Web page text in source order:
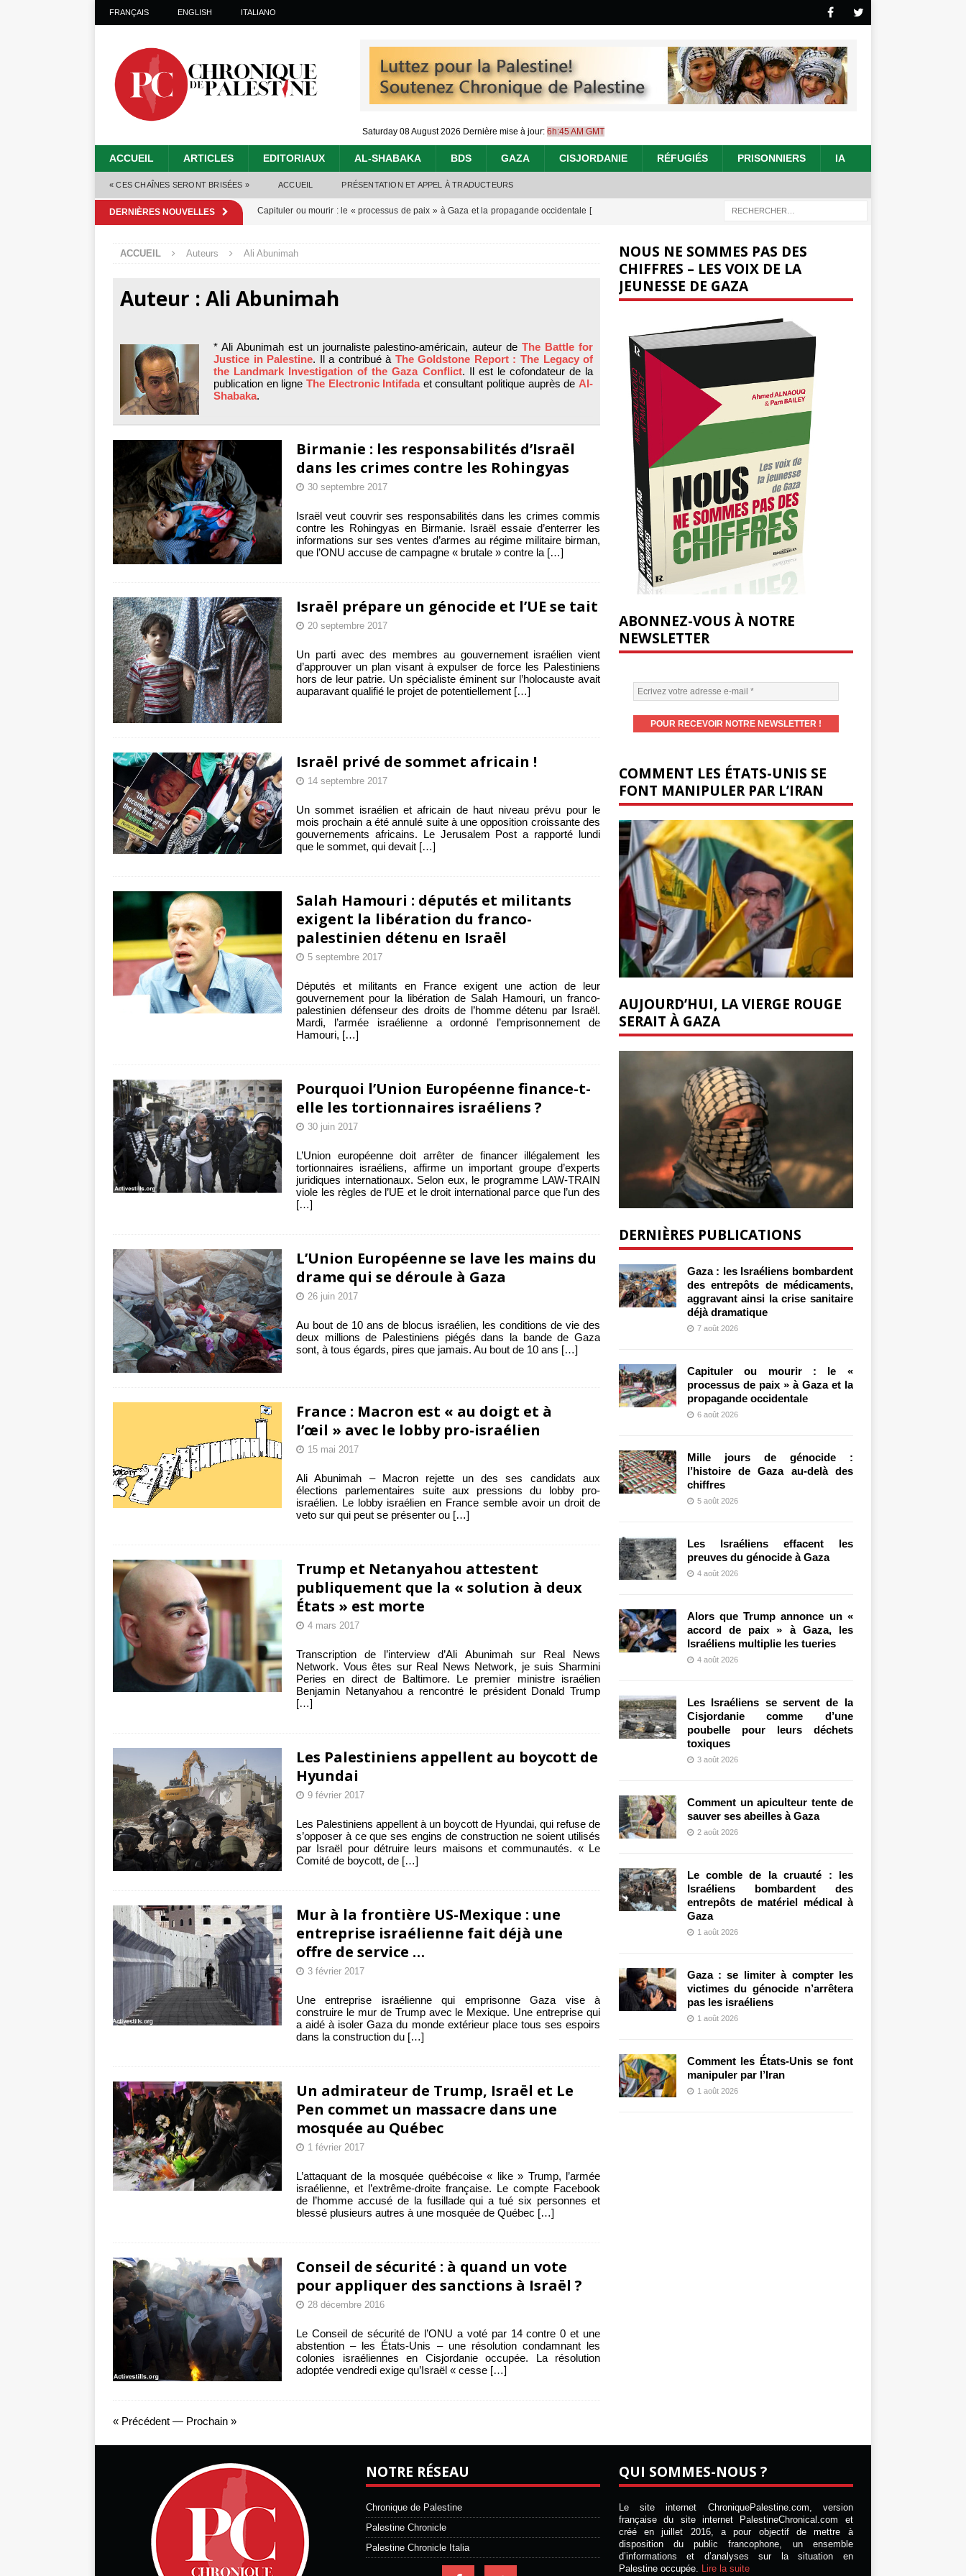
FRANÇAIS ENGLISH ITALIANO
Saturday 08 August 2026 Dernière mise à jour: 6h:45 AM GMT
ACCUEIL ARTICLES EDITORIAUX AL-SHABAKA BDS GAZA CISJORDANIE RÉFUGIÉS PRISONNIERS IA
« CES CHAÎNES SERONT BRISÉES » ACCUEIL PRÉSENTATION ET APPEL À TRADUCTEURS
DERNIÈRES NOUVELLES Capituler ou mourir : le « processus de paix » à Gaza et la propagande occidentale [
Mille jours de génocide : l’histoire de Gaza au-delà des chiffres
Alors que Trump annonce un « accord de paix » à Gaza, les Israéliens multiplie les
Gaza : les Israéliens bombardent des entrepôts de médicaments, aggravant ainsi la
crise sanitaire déjà dramatique [ 7 août 2026 ]
ACCUEIL Auteurs Ali Abunimah
Auteur : Ali Abunimah
* Ali Abunimah est un journaliste palestino-américain, auteur deThe Battle for
Justice in Palestine. Il a contribué à The Goldstone Report : The Legacy of
the Landmark Investigation of the Gaza Conflict. Il est le cofondateur de la
publication en ligne The Electronic Intifadaet consultant politique auprès de Al-
Shabaka.
Birmanie : les responsabilités d’Israël
dans les crimes contre les Rohingyas
30 septembre 2017
Israël veut couvrir ses responsabilités dans les crimes commis
contre les Rohingyas en Birmanie. Israël essaie d’enterrer les
informations sur ses ventes d’armes au régime militaire birman,
que l’ONU accuse de campagne « brutale » contre la […]
Israël prépare un génocide et l’UE se tait
20 septembre 2017
Un parti avec des membres au gouvernement israélien vient
d’approuver un plan visant à expulser de force les Palestiniens
hors de leur patrie. Un spécialiste éminent sur l’holocauste avait
auparavant qualifié le projet de potentiellement […]
Israël privé de sommet africain !
14 septembre 2017
Un sommet israélien et africain de haut niveau prévu pour le
mois prochain a été annulé suite à une opposition croissante des
gouvernements africains. Le Jerusalem Post a rapporté lundi
que le sommet, qui devait […]
Salah Hamouri : députés et militants
exigent la libération du franco-
palestinien détenu en Israël
5 septembre 2017
Députés et militants en France exigent une action de leur
gouvernement pour la libération de Salah Hamouri, un franco-
palestinien défenseur des droits de l’homme détenu par Israël.
Mardi, l’armée israélienne a ordonné l’emprisonnement de
Hamouri, […]
Pourquoi l’Union Européenne finance-t-
elle les tortionnaires israéliens ?
30 juin 2017
L’Union européenne doit arrêter de financer illégalement les
tortionnaires israéliens, affirme un important groupe d’experts
juridiques internationaux. Selon eux, le programme LAW-TRAIN
viole les règles de l’UE et le droit international parce que l’un des
[…]
L’Union Européenne se lave les mains du
drame qui se déroule à Gaza
26 juin 2017
Au bout de 10 ans de blocus israélien, les conditions de vie des
deux millions de Palestiniens piégés dans la bande de Gaza
sont, à tous égards, pires que jamais. Au bout de 10 ans […]
France : Macron est « au doigt et à
l’œil » avec le lobby pro-israélien
15 mai 2017
Ali Abunimah – Macron rejette un des ses candidats aux
élections parlementaires suite aux pressions du lobby pro-
israélien. Le lobby israélien en France semble avoir un droit de
veto sur qui peut se présenter ou […]
Trump et Netanyahou attestent
publiquement que la « solution à deux
États » est morte
4 mars 2017
Transcription de l’interview d’Ali Abunimah sur Real News
Network. Vous êtes sur Real News Network, je suis Sharmini
Peries en direct de Baltimore. Le premier ministre israélien
Benjamin Netanyahou a rencontré le président Donald Trump
[…]
Les Palestiniens appellent au boycott de
Hyundai
9 février 2017
Les Palestiniens appellent à un boycott de Hyundai, qui refuse de
s’opposer à ce que ses engins de construction ne soient utilisés
par Israël pour détruire leurs maisons et communautés. « Le
Comité de boycott, de […]
Mur à la frontière US-Mexique : une
entreprise israélienne fait déjà une
offre de service …
3 février 2017
Une entreprise israélienne qui emprisonne Gaza vise à
construire le mur de Trump avec le Mexique. Une entreprise qui
a aidé à isoler Gaza du monde extérieur place tous ses espoirs
dans la construction du […]
Un admirateur de Trump, Israël et Le
Pen commet un massacre dans une
mosquée au Québec
1 février 2017
L’attaquant de la mosquée québécoise « like » Trump, l’armée
israélienne, et l’extrême-droite française. Le compte Facebook
de l’homme accusé de la fusillade qui a tué six personnes et
blessé plusieurs autres à une mosquée de Québec […]
Conseil de sécurité : à quand un vote
pour appliquer des sanctions à Israël ?
28 décembre 2016
Le Conseil de sécurité de l’ONU a voté par 14 contre 0 et une
abstention – les États-Unis – une résolution condamnant les
colonies israéliennes en Cisjordanie occupée. La résolution
adoptée vendredi exige qu’Israël « cesse […]
« Précédent — Prochain »
NOUS NE SOMMES PAS DES
CHIFFRES – LES VOIX DE LA
JEUNESSE DE GAZA
ABONNEZ-VOUS À NOTRE
NEWSLETTER
COMMENT LES ÉTATS-UNIS SE
FONT MANIPULER PAR L’IRAN
AUJOURD’HUI, LA VIERGE ROUGE
SERAIT À GAZA
DERNIÈRES PUBLICATIONS
Gaza : les Israéliens bombardent
des entrepôts de médicaments,
aggravant ainsi la crise sanitaire
déjà dramatique
7 août 2026
Capituler ou mourir : le «
processus de paix » à Gaza et la
propagande occidentale
6 août 2026
Mille jours de génocide :
l’histoire de Gaza au-delà des
chiffres
5 août 2026
Les Israéliens effacent les
preuves du génocide à Gaza
4 août 2026
Alors que Trump annonce un «
accord de paix » à Gaza, les
Israéliens multiplie les tueries
4 août 2026
Les Israéliens se servent de la
Cisjordanie comme d’une
poubelle pour leurs déchets
toxiques
3 août 2026
Comment un apiculteur tente de
sauver ses abeilles à Gaza
2 août 2026
Le comble de la cruauté : les
Israéliens bombardent des
entrepôts de matériel médical à
Gaza
1 août 2026
Gaza : se limiter à compter les
victimes du génocide n’arrêtera
pas les israéliens
1 août 2026
Comment les États-Unis se font
manipuler par l’Iran
1 août 2026
NOTRE RÉSEAU
Chronique de Palestine
Palestine Chronicle
Palestine Chronicle Italia
QUI SOMMES-NOUS ?
Le site internet ChroniquePalestine.com, version
française du site internet PalestineChronical.com et
créé en juillet 2016, a pour objectif de mettre à
disposition du public francophone, un ensemble
d’informations et d’analyses sur la situation en
Palestine occupée. Lire la suite